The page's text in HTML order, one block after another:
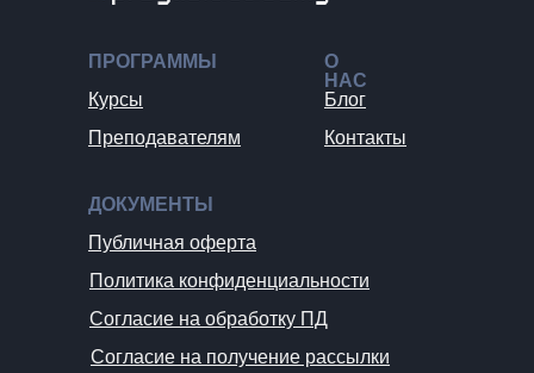
Политика конфиденциальности
Публичная оферта
Согласие на обработку ПД
Согласие на получение рассылки
ДОКУМЕНТЫ
Блог
О
НАС
Контакты
Курсы
ПРОГРАММЫ
Преподавателям